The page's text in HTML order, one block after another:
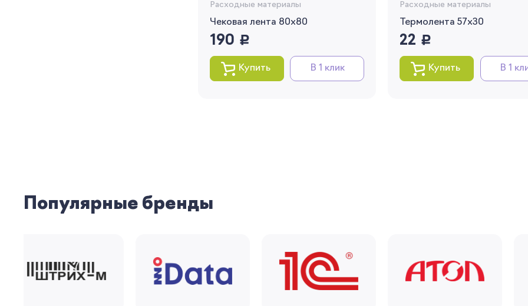
Расходные материалы
Чековая лента 80х80
190 руб.
Купить В 1 клик
Расходные материалы
Термолента 57х30
22 руб.
Купить В 1
Популярные бренды
Вы сможете отслеживать статус своих
заказов и получать индивидуальные
рекомендации